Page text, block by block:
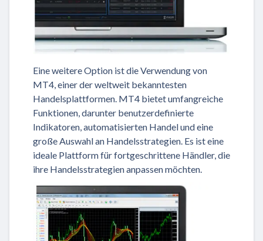
Eine weitere Option ist die Verwendung von
MT4, einer der weltweit bekanntesten
Handelsplattformen. MT4 bietet umfangreiche
Funktionen, darunter benutzerdefinierte
Indikatoren, automatisierten Handel und eine
große Auswahl an Handelsstrategien. Es ist eine
ideale Plattform für fortgeschrittene Händler, die
ihre Handelsstrategien anpassen möchten.